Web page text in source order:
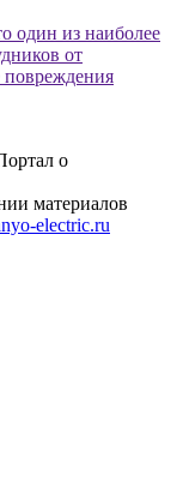
один из наиболее
от
повреждения
о
материалов
electric.ru